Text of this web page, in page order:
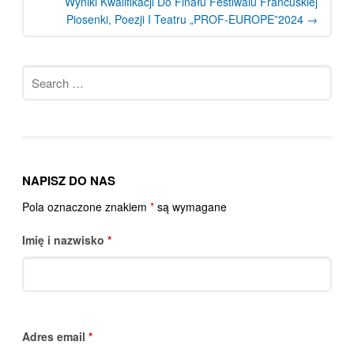
Piosenki, Poezji I Teatru „PROF-EUROPE”2024 →
for:
NAPISZ DO NAS
Pola oznaczone znakiem *są wymagane
Imię i nazwisko *
Adres email *